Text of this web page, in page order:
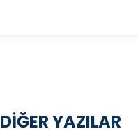
DIĞER YAZILAR